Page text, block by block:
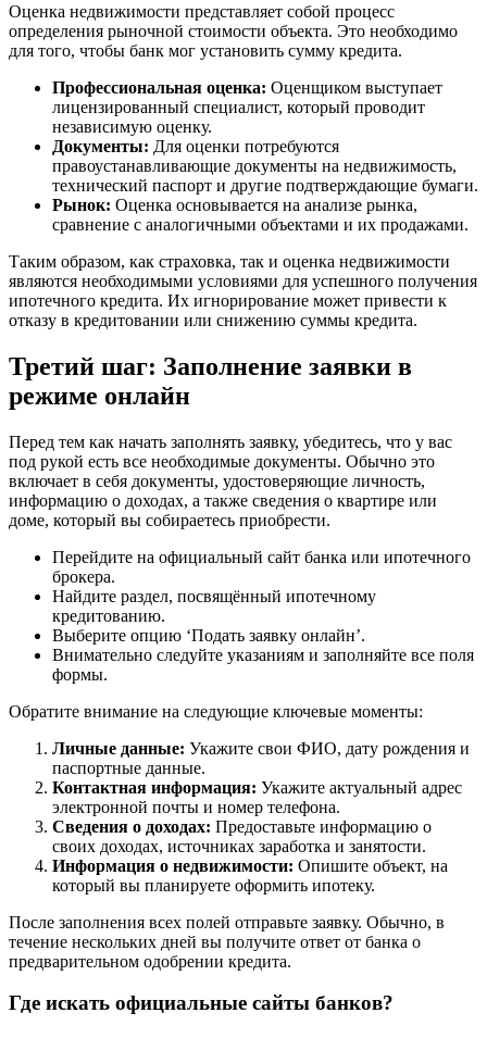
Оценка недвижимости представляет собой процесс
определения рыночной стоимости объекта. Это необходимо
для того, чтобы банк мог установить сумму кредита.
Профессиональная оценка: Оценщиком выступает
лицензированный специалист, который проводит
независимую оценку.
Документы: Для оценки потребуются
правоустанавливающие документы на недвижимость,
технический паспорт и другие подтверждающие бумаги.
Рынок: Оценка основывается на анализе рынка,
сравнение с аналогичными объектами и их продажами.
Таким образом, как страховка, так и оценка недвижимости
являются необходимыми условиями для успешного получения
ипотечного кредита. Их игнорирование может привести к
отказу в кредитовании или снижению суммы кредита.
Третий шаг: Заполнение заявки в
режиме онлайн
Перед тем как начать заполнять заявку, убедитесь, что у вас
под рукой есть все необходимые документы. Обычно это
включает в себя документы, удостоверяющие личность,
информацию о доходах, а также сведения о квартире или
доме, который вы собираетесь приобрести.
Перейдите на официальный сайт банка или ипотечного
брокера.
Найдите раздел, посвящённый ипотечному
кредитованию.
Выберите опцию ‘Подать заявку онлайн’.
Внимательно следуйте указаниям и заполняйте все поля
формы.
Обратите внимание на следующие ключевые моменты:
Личные данные: Укажите свои ФИО, дату рождения и
паспортные данные.
Контактная информация: Укажите актуальный адрес
электронной почты и номер телефона.
Сведения о доходах: Предоставьте информацию о
своих доходах, источниках заработка и занятости.
Информация о недвижимости: Опишите объект, на
который вы планируете оформить ипотеку.
После заполнения всех полей отправьте заявку. Обычно, в
течение нескольких дней вы получите ответ от банка о
предварительном одобрении кредита.
Где искать официальные сайты банков?